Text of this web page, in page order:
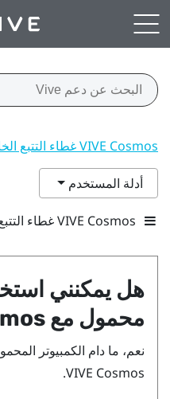
VIVE Cosmos غطاء التتبع الخارجي الدعم
أدلة المستخدم
VIVE Cosmos غطاء التتبع الخارجي Menu
هل يمكنني
محمول مع
نعم، ما دام الكمبيوتر
VIVE Cosmos
.